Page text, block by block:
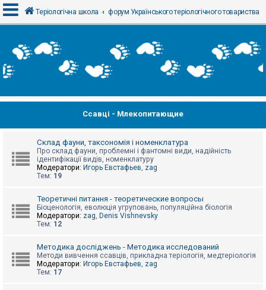
х
і
т
р
а
б
е
Теріологічна школа форум Українського теріологічного товариства
Ссавці - Млекопитающие
Склад фауни, таксономія і номенклатура
Про склад фауни, проблемні і фантомні види, надійність
ідентифікації видів, номенклатуру
Модератори: Игорь Евстафьев, zag
Тем: 19
Теоретичні питання - теоретические вопросы
Біоценологія, еволюція угруповань, популяційна біологія
Модератори: zag, Denis Vishnevsky
Тем: 12
Методика досліджень - Методика исследований
Методи вивчення ссавців, прикладна теріологія, медтеріологія
Модератори: Игорь Евстафьев, zag
Тем: 17